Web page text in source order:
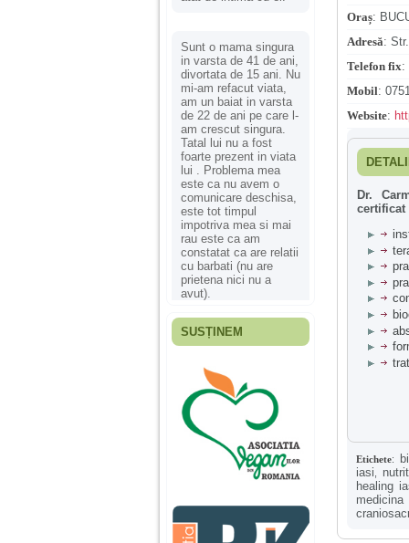
Sunt o mama singura
in varsta de 41 de ani,
divortata de 15 ani. Nu
mi-am refacut viata,
am un baiat in varsta
de 22 de ani pe care l-
am crescut singura.
Tatal lui nu a fost
foarte prezent in viata
lui . Problema mea
este ca nu avem o
comunicare deschisa,
este tot timpul
impotriva mea si mai
rau este ca am
constatat ca are relatii
cu barbati (nu are
prietena nici nu a
avut).
Fiica mea s-a nascut
ani, privind in urma
realizez cat de multe
greseli am facut in
educatia si cresterea
ei, am fost o mama
egoista, preocupata
de implinirea
profesionala, cand ea
era mica am neglijat-
agresiva, orice
greseala era taxata cu
o palma sau pedepse.
SUSȚINEM
Oraș:
Adresă:
Telefon fix:
Mobil:
Website:
Dr.
certificat
Etichete:
iasi
healing